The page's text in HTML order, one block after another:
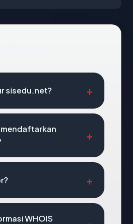
sisedu.net?
WHOIS